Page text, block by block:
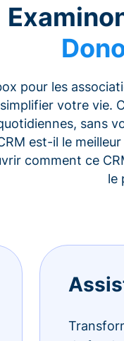
pour les
votre vie.
sans
est-il le
comment ce
le